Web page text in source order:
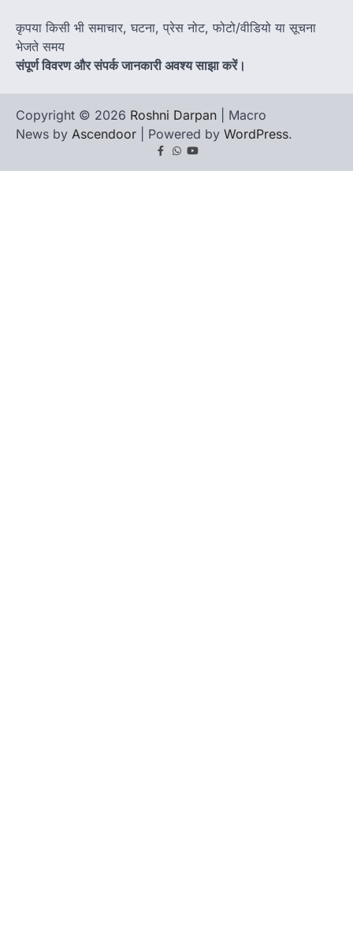
कृपया किसी भी समाचार, घटना, प्रेस नोट, फोटो/वीडियो या सूचना
भेजते समय
संपूर्ण विवरण और संपर्क जानकारी अवश्य साझा करें।
Copyright © 2026 Roshni Darpan | Macro
News by Ascendoor | Powered by WordPress.
Facebook
Whatsapp
youtube